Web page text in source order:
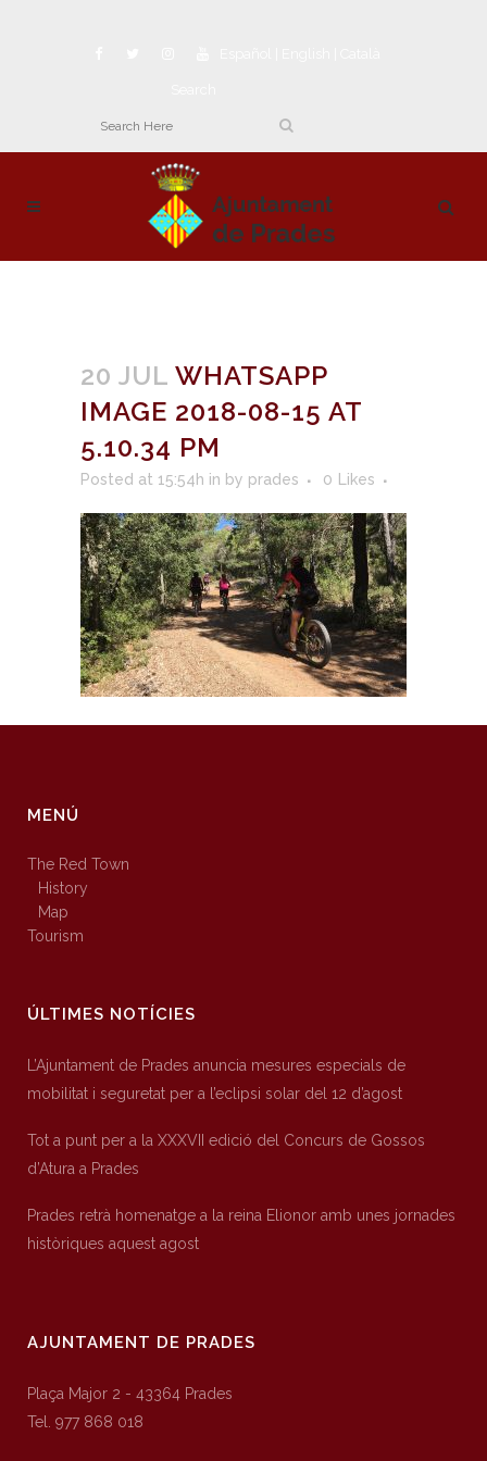
20 JUL WHATSAPP
IMAGE 2018-08-15 AT
5.10.34 PM
Posted at 15:54h in by prades 0 Likes
MENÚ
The Red Town
History
Map
Tourism
ÚLTIMES NOTÍCIES
L’Ajuntament de Prades anuncia mesures especials de
mobilitat i seguretat per a l’eclipsi solar del 12 d’agost
Tot a punt per a la XXXVII edició del Concurs de Gossos
d’Atura a Prades
Prades retrà homenatge a la reina Elionor amb unes jornades
històriques aquest agost
AJUNTAMENT DE PRADES
Plaça Major 2 - 43364 Prades
Tel. 977 868 018